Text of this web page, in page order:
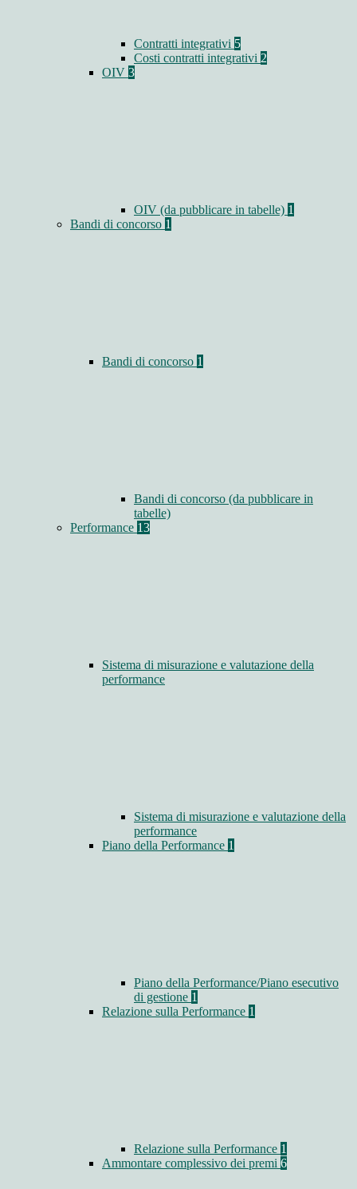
Contratti integrativi 5
Costi contratti integrativi 2
OIV 3
OIV (da pubblicare in tabelle) 1
Bandi di concorso 1
Bandi di concorso 1
Bandi di concorso (da pubblicare in
tabelle)
Performance 13
Sistema di misurazione e valutazione della
performance
Sistema di misurazione e valutazione della
performance
Piano della Performance 1
Piano della Performance/Piano esecutivo
di gestione 1
Relazione sulla Performance 1
Relazione sulla Performance 1
Ammontare complessivo dei premi 6